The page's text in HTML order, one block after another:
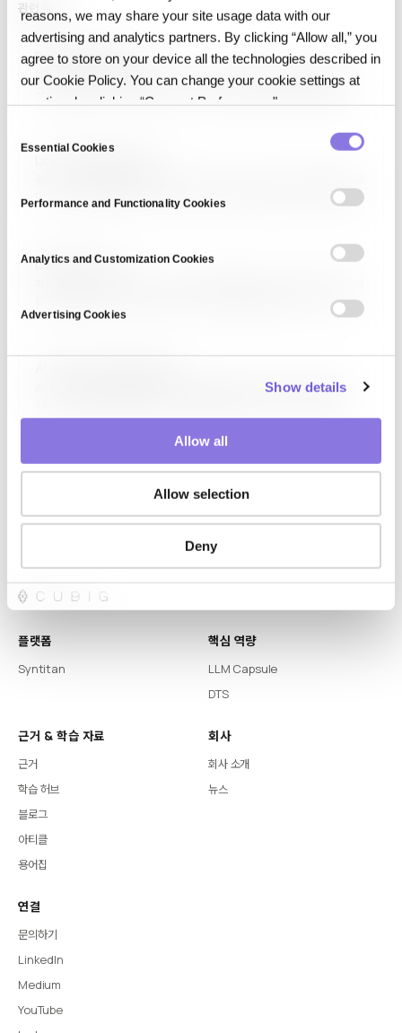
reasons, we may share your site usage data with our
advertising and analytics partners. By clicking “Allow all,” you
agree to store on your device all the technologies described in
our Cookie Policy. You can change your cookie settings at
any time by clicking “Consent Preferences."
Essential Cookies
Performance and Functionality Cookies
Analytics and Customization Cookies
Advertising Cookies
Show details
Allow all
Allow selection
Deny
관련 용어
Data engineering
데이터 엔지니어링(Data Engineering)은 데이터 파이프라인을 설계·
구축·운영해 원시 데이터를 분석·AI에 사용 가능한 형태로 변환·전달하는
분야입니다. ETL/ELT, 스트리밍 처리, 데이터 모델링, 인프라 관리, 품질
사용됩니다. 데이터 과학·AI의 보이지 않는 뒷단을 책임지는 필수
RESTful 방식으로 링크드 데이터(Linked Data)를 읽고 쓸 수 있도록
하는 사양입니다. 시맨틱 웹 기술(RDF, SPARQL)과 결합해 조직 간 데이터
Data Structure
위해 컴퓨터 메모리에 배치하는 방식입니다. 배열, 연결 리스트, 스택, 큐,
트리, 그래프, 해시 테이블 등 다양한 종류가 있으며, 각각 시간·공간 복잡도
성능·확장성의 기초를 결정합니다.
AI-Ready 데이터 플랫폼은 AI 프로젝트 전 과정에서 데이터 준비·관리·
관리, 프라이버시 보호, 합성 데이터 생성, 모델 학습 연동, 실행 상태 관리
등을 단일 환경에서 지원합니다. 기업은 이를 통해 흩어진 도구를 통합하고,
플랫폼
Syntitan
핵심 역량
LLM Capsule
DTS
근거 & 학습 자료
근거
학습 허브
블로그
아티클
용어집
회사
회사 소개
뉴스
연결
문의하기
LinkedIn
Medium
YouTube